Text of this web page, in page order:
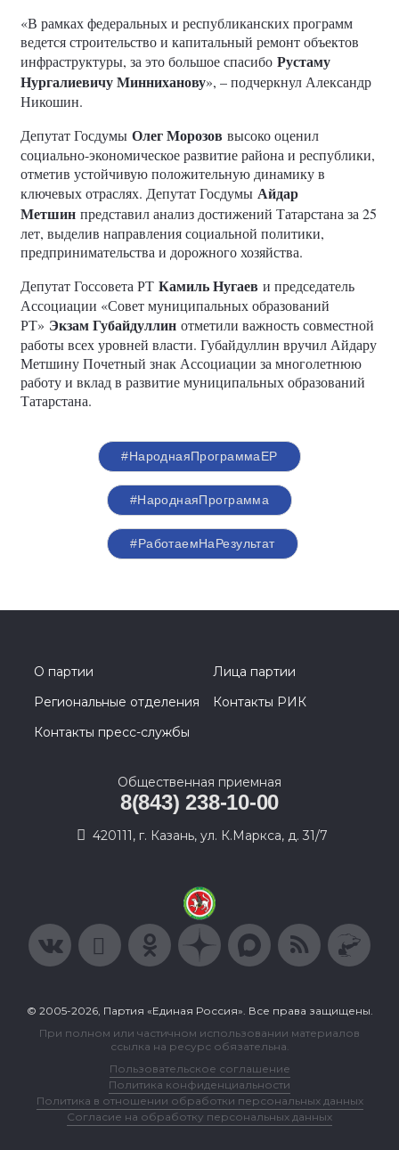
«В рамках федеральных и республиканских программ
ведется строительство и капитальный ремонт объектов
инфраструктуры, за это большое спасибо Рустаму
Нургалиевичу Минниханову», – подчеркнул Александр
Никошин.
Депутат Госдумы Олег Морозов высоко оценил
социально-экономическое развитие района и республики,
отметив устойчивую положительную динамику в
ключевых отраслях. Депутат Госдумы Айдар
Метшин представил анализ достижений Татарстана за 25
лет, выделив направления социальной политики,
предпринимательства и дорожного хозяйства.
Депутат Госсовета РТ Камиль Нугаев и председатель
Ассоциации «Совет муниципальных образований
РТ» Экзам Губайдуллин отметили важность совместной
работы всех уровней власти. Губайдуллин вручил Айдару
Метшину Почетный знак Ассоциации за многолетнюю
работу и вклад в развитие муниципальных образований
Татарстана.
#НароднаяПрограммаЕР
#НароднаяПрограмма
#РаботаемНаРезультат
О партии
Лица партии
Региональные отделения
Контакты РИК
Контакты пресс-службы
Общественная приемная
8(843) 238-10-00
420111, г. Казань, ул. К.Маркса, д. 31/7
© 2005-2026, Партия «Единая Россия». Все права защищены.
При полном или частичном использовании материалов
ссылка на ресурс обязательна.
Пользовательское соглашение
Политика конфиденциальности
Политика в отношении обработки персональных данных
Согласие на обработку персональных данных